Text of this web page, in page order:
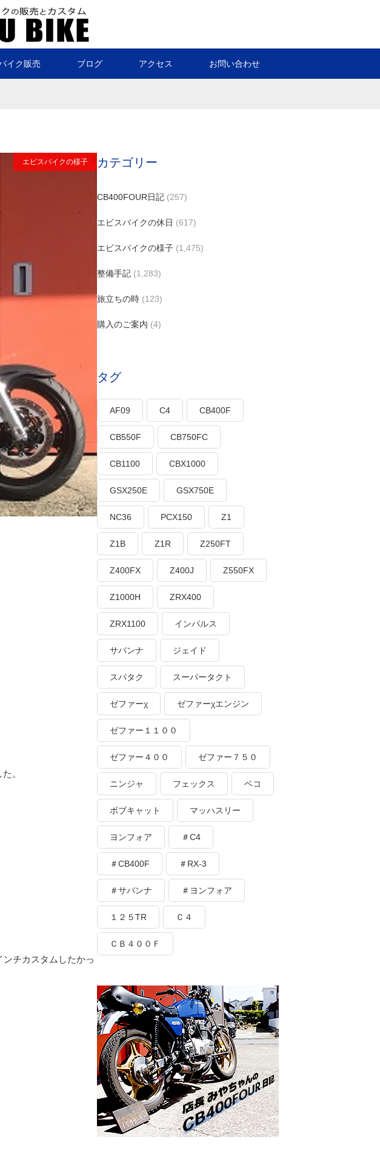
イク販売 ブログ アクセス お問い合わせ
エビスバイクの様子
。
チカスタムしたかっ
カテゴリー
CB400FOUR日記 (257)
エビスバイクの休日 (617)
エビスバイクの様子 (1,475)
整備手記 (1,283)
旅立ちの時 (123)
購入のご案内 (4)
タグ
AF09 C4 CB400F
CB550F CB750FC
CB1100 CBX1000
GSX250E GSX750E
NC36 PCX150 Z1
Z1B Z1R Z250FT
Z400FX Z400J Z550FX
Z1000H ZRX400
ZRX1100 インパルス
サバンナ ジェイド
スパタク スーパータクト
ゼファーχ ゼファーχエンジン
ゼファー１１００
ゼファー４００ ゼファー７５０
ニンジャ フェックス ベコ
ボブキャット マッハスリー
ヨンフォア ＃C4
＃CB400F ＃RX-3
＃サバンナ ＃ヨンフォア
１２５TR Ｃ４
ＣＢ４００Ｆ